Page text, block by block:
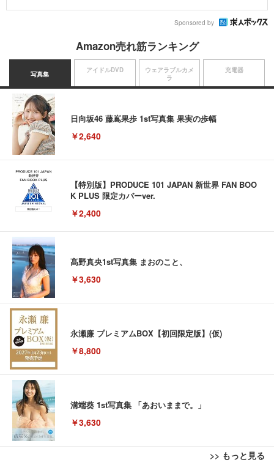
Sponsored by
Amazon売れ筋ランキング
写真集
日向坂46 藤嶌果歩 1st写真集 果実の歩幅
￥2,640
【特別版】PRODUCE 101 JAPAN 新世界 FAN BOO
K PLUS 限定カバーver.
￥2,400
髙野真央1st写真集 まおのこと、
￥3,630
永瀬廉 プレミアムBOX【初回限定版】(仮)
￥8,800
溝端葵 1st写真集 「あおいままで。」
￥3,630
>> もっと見る
アイドルDVD
ウェアラブルカメ
ラ
充電器